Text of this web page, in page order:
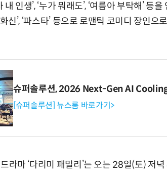
내 인생’, ‘누가 뭐래도’, ‘여름아 부탁해’ 등
화신’, ‘파스타’ 등으로 로맨틱 코미디 장인
슈퍼솔루션, 2026 Next-Gen AI
[슈퍼솔루션] 뉴스룸 바로가기>
라마 ‘다리미 패밀리’는 오는 28일(토) 저